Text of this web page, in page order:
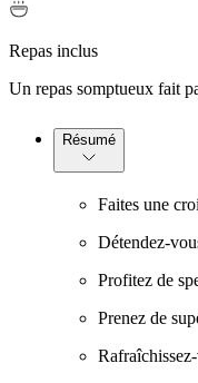
Repas inclus
Un repas somptueux fait
Résumé
Faites une
Détendez-
Profitez de
Prenez de